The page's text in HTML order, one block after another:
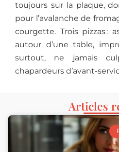
toujours sur la plaque,
pour l’avalanche de
courgette. Trois pizzas :
autour d’une table,
surtout, ne jamais
chapardeurs d’avant-
Articles